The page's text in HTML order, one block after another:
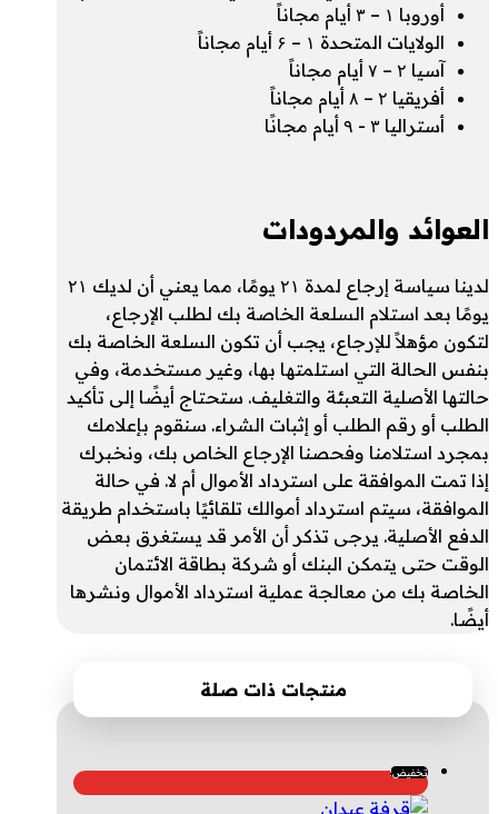
أوروبا ۱ – ۳ أيام مجاناً
الولايات المتحدة ۱ – ۶ أيام مجاناً
آسيا ۲ – ۷ أيام مجاناً
أفريقيا ۲ – ۸ أيام مجاناً
أستراليا ۳ - ۹ أيام مجانًا
العوائد والمردودات
لدينا سياسة إرجاع لمدة ۲۱ يومًا، مما يعني أن لديك ۲۱
يومًا بعد استلام السلعة الخاصة بك لطلب الإرجاع،
لتكون مؤهلاً للإرجاع، يجب أن تكون السلعة الخاصة بك
بنفس الحالة التي استلمتها بها، وغير مستخدمة، وفي
حالتها الأصلية التعبئة والتغليف. ستحتاج أيضًا إلى تأكيد
الطلب أو رقم الطلب أو إثبات الشراء. سنقوم بإعلامك
بمجرد استلامنا وفحصنا الإرجاع الخاص بك، ونخبرك
إذا تمت الموافقة على استرداد الأموال أم لا. في حالة
الموافقة، سيتم استرداد أموالك تلقائيًا باستخدام طريقة
الدفع الأصلية. يرجى تذكر أن الأمر قد يستغرق بعض
الوقت حتى يتمكن البنك أو شركة بطاقة الائتمان
الخاصة بك من معالجة عملية استرداد الأموال ونشرها
أيضًا.
منتجات ذات صلة
تخفيض!